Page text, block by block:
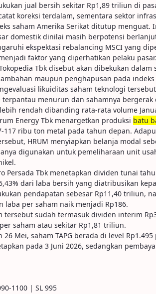
jual bersih sekitar Rp1,89 triliun di
koreksi terdalam, sementara sektor
saham Amerika Serikat ditutup menguat.
domestik dinilai masih berpotensi
ekspektasi rebalancing MSCI yang
faktor yang diperhatikan pelaku pasar.
Tbk disebut akan dibekukan
maupun penghapusan pada
likuiditas saham teknologi
menurun dan sahamnya
rendah dibanding rata-rata volume
Energy Tbk menargetkan produksi batu
117 ribu ton metal pada tahun depan.
HRUM menyiapkan belanja modal
digunakan untuk pemeliharaan unit
Persada Tbk menetapkan dividen tunai
dari laba bersih yang diatribusikan
pendapatan sebesar Rp11,40
laba per saham naik menjadi Rp186.
tersebut sudah termasuk dividen interim
saham atau sekitar Rp1,81 triliun.
Mei, saham TAPG berada di level
pada 3 Juni 2026, sedangkan
1100 | SL 995